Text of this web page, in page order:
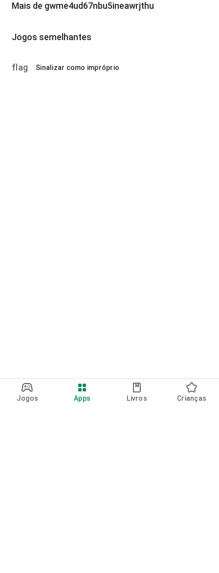
Jogos Apps Livros Crianças
Mais de gwme4ud67nbu5ineawrjthu
Jogos semelhantes
flag Sinalizar como impróprio